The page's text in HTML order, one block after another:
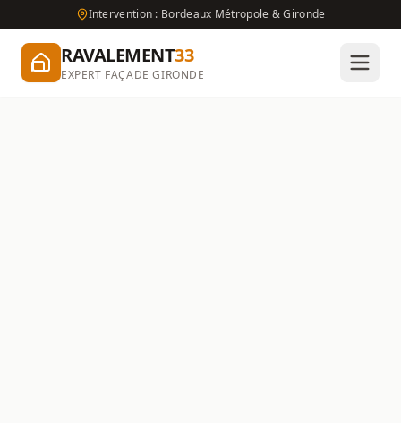
Intervention : Bordeaux Métropole & Gironde
RAVALEMENT33
EXPERT FAÇADE GIRONDE